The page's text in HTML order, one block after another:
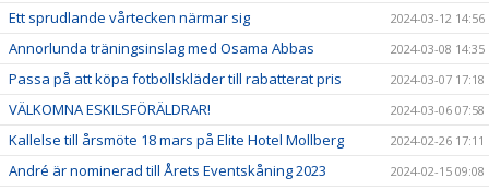
Ett sprudlande vårtecken närmar sig 2024-03-12 14:56
Annorlunda träningsinslag med Osama Abbas 2024-03-08 14:35
Passa på att köpa fotbollskläder till rabatterat pris 2024-03-07 17:18
VÄLKOMNA ESKILSFÖRÄLDRAR! 2024-03-06 07:58
Kallelse till årsmöte 18 mars på Elite Hotel Mollberg 2024-02-26 17:11
André är nominerad till Årets Eventskåning 2023 2024-02-15 09:08